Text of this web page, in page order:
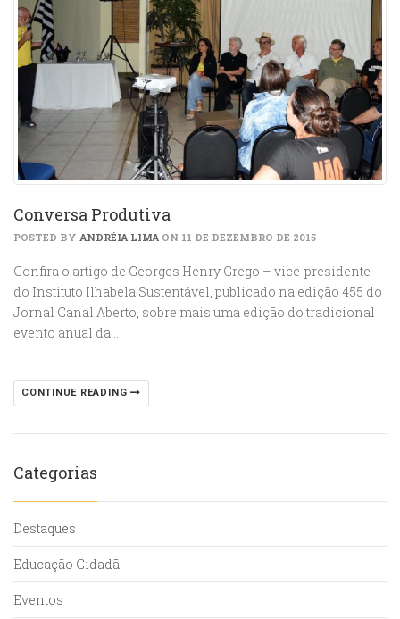
Conversa Produtiva
POSTED BY ANDRÉIA LIMA ON 11 DE DEZEMBRO DE 2015
Confira o artigo de Georges Henry Grego – vice-presidente
do Instituto Ilhabela Sustentável, publicado na edição 455 do
Jornal Canal Aberto, sobre mais uma edição do tradicional
evento anual da…
CONTINUE READING
Categorias
Destaques
Educação Cidadã
Eventos